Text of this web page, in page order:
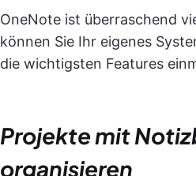
OneNote ist überraschend
können Sie Ihr eigenes
die wichtigsten Features
Projekte mit
organisieren